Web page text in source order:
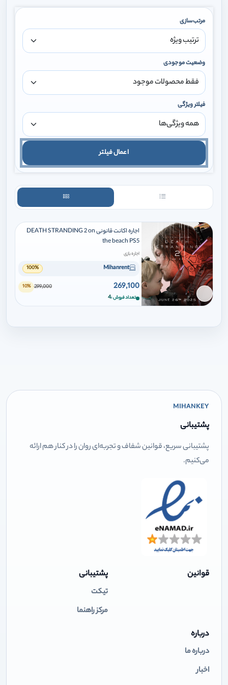
مرتب‌سازی
وضعیت موجودی
فیلتر ویژگی
اعمال فیلتر
برای افزودن وارد شوید
اجاره اکانت قانونی DEATH STRANDING 2 on
the beach PS5
اجاره بازی
Mihanrent
100%
269,100
299,000
10%
تعداد فروش 4
MIHANKEY
پشتیبانی
پشتیبانی سریع، قوانین شفاف و تجربه‌ای روان را در کنار هم ارائه
می‌کنیم.
قوانین پشتیبانی
تیکت
مرکز راهنما
درباره
درباره ما
اخبار